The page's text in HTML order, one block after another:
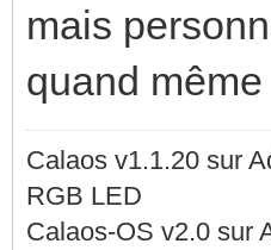
mais
quand même
Calaos v1.1.20 sur
RGB LED
Calaos-OS v2.0 sur